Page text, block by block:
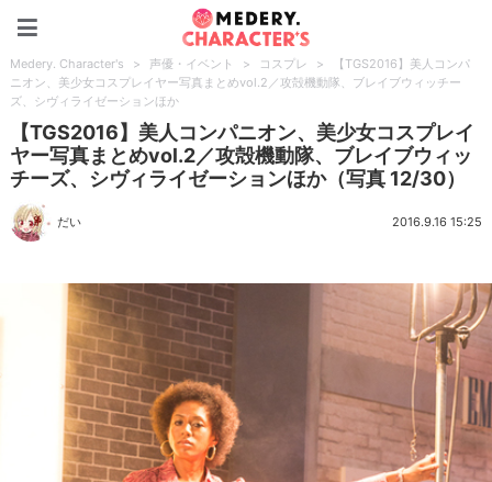
Medery. Character's > 声優・イベント > コスプレ >
【TGS2016】美人コンパ
ニオン、美少女コスプレイヤー写真まとめvol.2／攻殻機動隊、ブレイブウィッチー
ズ、シヴィライゼーションほか
【TGS2016】美人コンパニオン、美少女コスプレイ
ヤー写真まとめvol.2／攻殻機動隊、ブレイブウィッ
チーズ、シヴィライゼーションほか（写真 12/30）
だい 2016.9.16 15:25